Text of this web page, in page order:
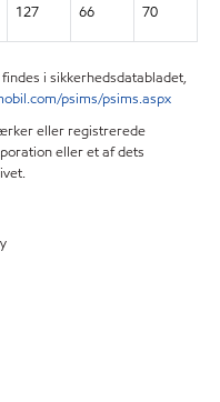
127 66 70
i sikkerhedsdatabladet,
psims/psims.aspx
eller registrerede
eller et af dets